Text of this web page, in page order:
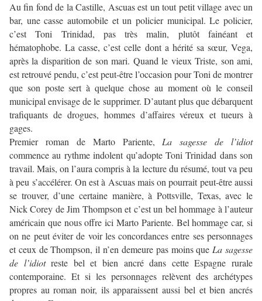
Au fin fond de la Castille, Ascuas est un tout petit village avec un
bar, une casse automobile et un policier municipal. Le policier,
c’est Toni Trinidad, pas très malin, plutôt fainéant et
hématophobe. La casse, c’est celle dont a hérité sa sœur, Vega,
après la disparition de son mari. Quand le vieux Triste, son ami,
est retrouvé pendu, c’est peut-être l’occasion pour Toni de montrer
que son poste sert à quelque chose au moment où le conseil
municipal envisage de le supprimer. D’autant plus que débarquent
trafiquants de drogues, hommes d’affaires véreux et tueurs à
gages.
Premier roman de Marto Pariente, La sagesse de l’idiot
commence au rythme indolent qu’adopte Toni Trinidad dans son
travail. Mais, on l’aura compris à la lecture du résumé, tout va peu
à peu s’accélérer. On est à Ascuas mais on pourrait peut-être aussi
se trouver, d’une certaine manière, à Pottsville, Texas, avec le
Nick Corey de Jim Thompson et c’est un bel hommage à l’auteur
américain que nous offre ici Marto Pariente. Bel hommage car, si
on ne peut éviter de voir les concordances entre ses personnages
et ceux de Thompson, il n’en demeure pas moins que La sagesse
de l’idiotreste bel et bien ancré dans cette Espagne rurale
contemporaine. Et si les personnages relèvent des archétypes
propres au roman noir, ils apparaissent aussi bel et bien ancrés